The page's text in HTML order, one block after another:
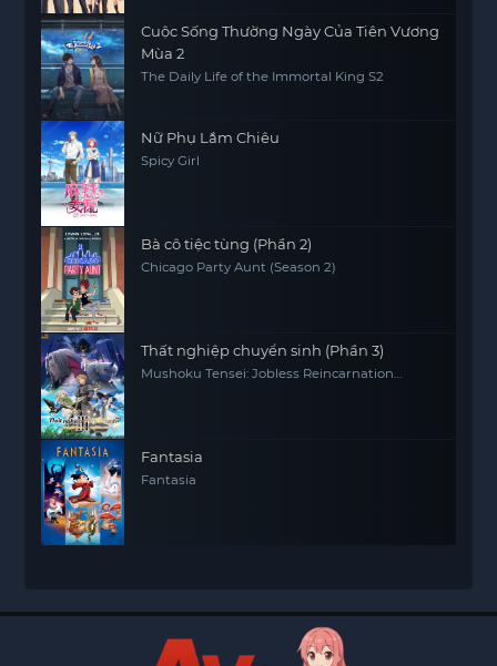
Cuộc Sống Thường Ngày Của Tiên Vương
Mùa 2
The Daily Life of the Immortal King S2
Nữ Phụ Lắm Chiêu
Spicy Girl
Bà cô tiệc tùng (Phần 2)
Chicago Party Aunt (Season 2)
Thất nghiệp chuyển sinh (Phần 3)
Mushoku Tensei: Jobless Reincarnation
Fantasia
Fantasia